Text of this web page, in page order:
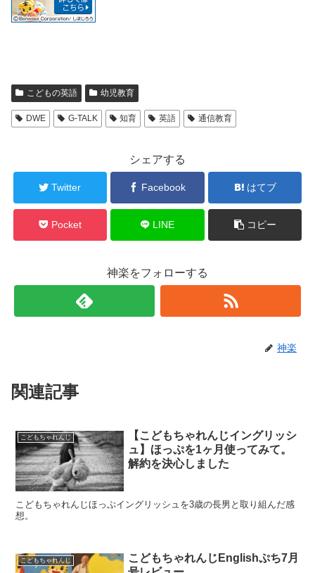
こどもの英語 幼児教育
DWE G-TALK 知育 英語 通信教育
シェアする
Twitter Facebook はてブ
Pocket LINE コピー
神楽をフォローする
神楽
関連記事
こどもちゃれんじ
【こどもちゃれんじイングリッシ
ュ】ほっぷを1ヶ月使ってみて。
解約を決心しました
こどもちゃれんじほっぷイングリッシュを3歳の長男と取り組んだ感
想。
こどもちゃれんじ
こどもちゃれんじEnglishぷち7月